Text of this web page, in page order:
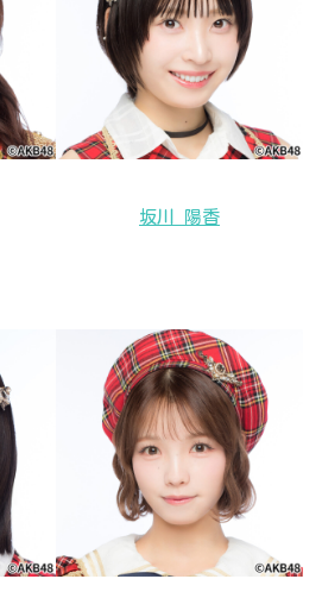
坂川 陽香